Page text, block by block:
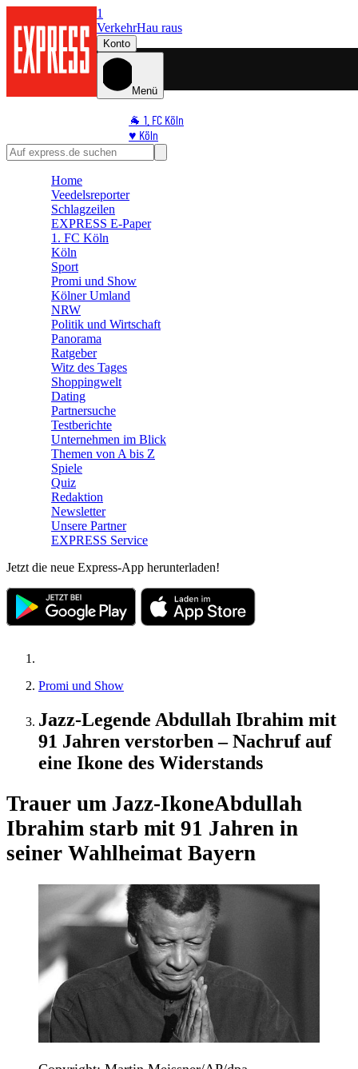
1
VerkehrHau raus
Konto
Menü
🐐 1. FC Köln
♥️ Köln
⭐ Promi
🛒 Shoppingwelt
Home
Veedelsreporter
Schlagzeilen
EXPRESS E-Paper
1. FC Köln
Köln
Sport
Promi und Show
Kölner Umland
NRW
Politik und Wirtschaft
Panorama
Ratgeber
Witz des Tages
Shoppingwelt
Dating
Partnersuche
Testberichte
Unternehmen im Blick
Themen von A bis Z
Spiele
Quiz
Redaktion
Newsletter
Unsere Partner
EXPRESS Service
Jetzt die neue Express-App herunterladen!
Promi und Show
Jazz-Legende Abdullah Ibrahim mit
91 Jahren verstorben – Nachruf auf
eine Ikone des Widerstands
Trauer um Jazz-IkoneAbdullah
Ibrahim starb mit 91 Jahren in
seiner Wahlheimat Bayern